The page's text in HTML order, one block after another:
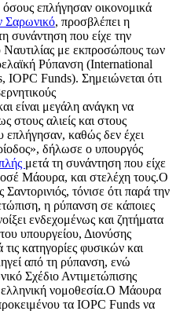
επλήγησαν οικονομικά
Σαρωνικό, προσβλέπει η
συνάντηση που είχε την
Ναυτιλίας με εκπροσώπους των
Ρύπανση (International
Funds). Σημειώνεται ότι
είναι μεγάλη ανάγκη να
στους αλιείς και στους
επλήγησαν, καθώς δεν έχει
δήλωσε ο υπουργός
μετά τη συνάντηση που είχε
Μάουρα, και στελέχη τους.Ο
τόνισε ότι παρά την
η ρύπανση σε κάποιες
ενδεχομένως και ζητήματα
υπουργείου, Διονύσης
κατηγορίες φυσικών και
από τη ρύπανση, ενώ
Σχέδιο Αντιμετώπισης
νομοθεσία.Ο Μάουρα
τα IOPC Funds να